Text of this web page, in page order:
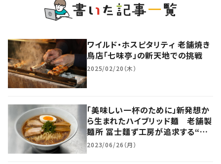
ワイルド・ホスピタリティ 老舗焼き
鳥店「七味亭」の新天地での挑戦
2025/02/20（木）
「美味しい一杯のために」新発想か
ら生まれたハイブリッド麺 老舗製
麺所 冨士麵ず工房が追求する“麺
の道”
2023/06/26（月）